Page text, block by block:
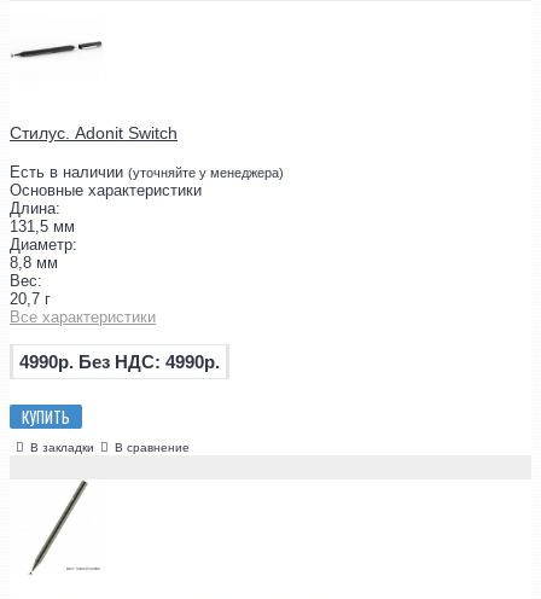
Стилус. Adonit Switch
Есть в наличии (уточняйте у менеджера)
Основные характеристики
Длина:
131,5 мм
Диаметр:
8,8 мм
Вес:
20,7 г
Все характеристики
4990р. Без НДС: 4990р.
КУПИТЬ
В закладки В сравнение